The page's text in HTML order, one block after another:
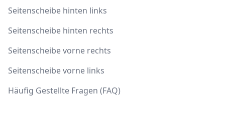
Seitenscheibe hinten links
Seitenscheibe hinten rechts
Seitenscheibe vorne rechts
Seitenscheibe vorne links
Häufig Gestellte Fragen (FAQ)